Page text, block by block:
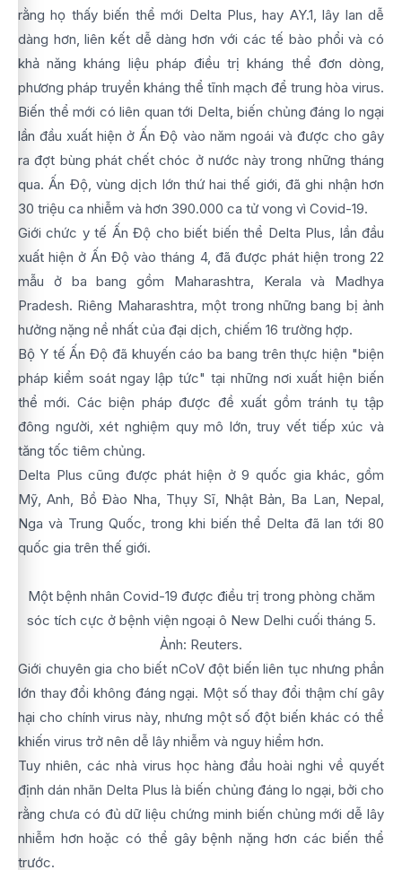
rằng họ thấy biến thể mới Delta Plus, hay AY.1, lây lan dễ
dàng hơn, liên kết dễ dàng hơn với các tế bào phổi và có
khả năng kháng liệu pháp điều trị kháng thể đơn dòng,
phương pháp truyền kháng thể tĩnh mạch để trung hòa virus.
Biến thể mới có liên quan tới Delta, biến chủng đáng lo ngại
lần đầu xuất hiện ở Ấn Độ vào năm ngoái và được cho gây
ra đợt bùng phát chết chóc ở nước này trong những tháng
qua. Ấn Độ, vùng dịch lớn thứ hai thế giới, đã ghi nhận hơn
30 triệu ca nhiễm và hơn 390.000 ca tử vong vì Covid-19.
Giới chức y tế Ấn Độ cho biết biến thể Delta Plus, lần đầu
xuất hiện ở Ấn Độ vào tháng 4, đã được phát hiện trong 22
mẫu ở ba bang gồm Maharashtra, Kerala và Madhya
Pradesh. Riêng Maharashtra, một trong những bang bị ảnh
hưởng nặng nề nhất của đại dịch, chiếm 16 trường hợp.
Bộ Y tế Ấn Độ đã khuyến cáo ba bang trên thực hiện "biện
pháp kiểm soát ngay lập tức" tại những nơi xuất hiện biến
thể mới. Các biện pháp được đề xuất gồm tránh tụ tập
đông người, xét nghiệm quy mô lớn, truy vết tiếp xúc và
tăng tốc tiêm chủng.
Delta Plus cũng được phát hiện ở 9 quốc gia khác, gồm
Mỹ, Anh, Bồ Đào Nha, Thụy Sĩ, Nhật Bản, Ba Lan, Nepal,
Nga và Trung Quốc, trong khi biến thể Delta đã lan tới 80
quốc gia trên thế giới.
Một bệnh nhân Covid-19 được điều trị trong phòng chăm
sóc tích cực ở bệnh viện ngoại ô New Delhi cuối tháng 5.
Ảnh: Reuters.
Giới chuyên gia cho biết nCoV đột biến liên tục nhưng phần
lớn thay đổi không đáng ngại. Một số thay đổi thậm chí gây
hại cho chính virus này, nhưng một số đột biến khác có thể
khiến virus trở nên dễ lây nhiễm và nguy hiểm hơn.
Tuy nhiên, các nhà virus học hàng đầu hoài nghi về quyết
định dán nhãn Delta Plus là biến chủng đáng lo ngại, bởi cho
rằng chưa có đủ dữ liệu chứng minh biến chủng mới dễ lây
nhiễm hơn hoặc có thể gây bệnh nặng hơn các biến thể
trước.